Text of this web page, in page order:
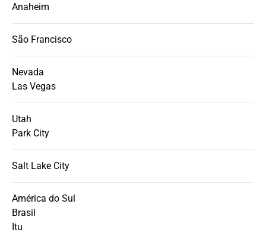
Anaheim
São Francisco
Nevada
Las Vegas
Utah
Park City
Salt Lake City
América do Sul
Brasil
Itu